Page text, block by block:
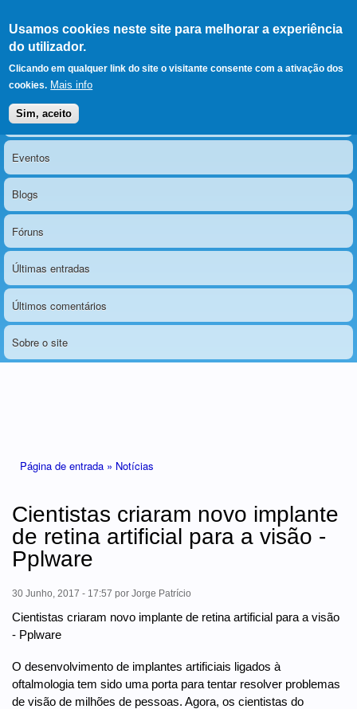
Usamos cookies neste site para melhorar a experiência
do utilizador.
Clicando em qualquer link do site o visitante consente com a ativação dos
cookies. Mais info
Sim, aceito
LERPARAVER , ir para a
página principal
O portal da visão diferente
Menu principal
Notícias
Eventos
Blogs
Fóruns
Últimas entradas
Últimos comentários
Sobre o site
Página de entrada » Notícias
Cientistas criaram novo implante
de retina artificial para a visão -
Pplware
30 Junho, 2017 - 17:57 por Jorge Patrício
Cientistas criaram novo implante de retina artificial para a visão
- Pplware
O desenvolvimento de implantes artificiais ligados à
oftalmologia tem sido uma porta para tentar resolver problemas
de visão de milhões de pessoas. Agora, os cientistas do